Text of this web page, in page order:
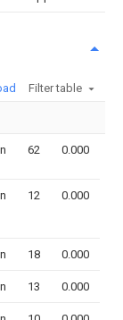
Filter table
62 0.000
12 0.000
18 0.000
13 0.000